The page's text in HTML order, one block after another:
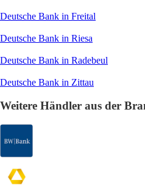
Deutsche Bank in Freital
Deutsche Bank in Riesa
Deutsche Bank in Radebeul
Deutsche Bank in Zittau
Weitere Händler aus der